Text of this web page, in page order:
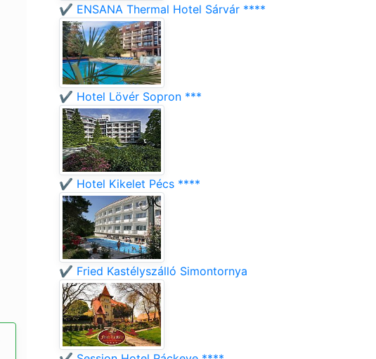
✔️ ENSANA Thermal Hotel Sárvár ****
✔️ Hotel Lövér Sopron ***
✔️ Hotel Kikelet Pécs ****
✔️ Fried Kastélyszálló Simontornya